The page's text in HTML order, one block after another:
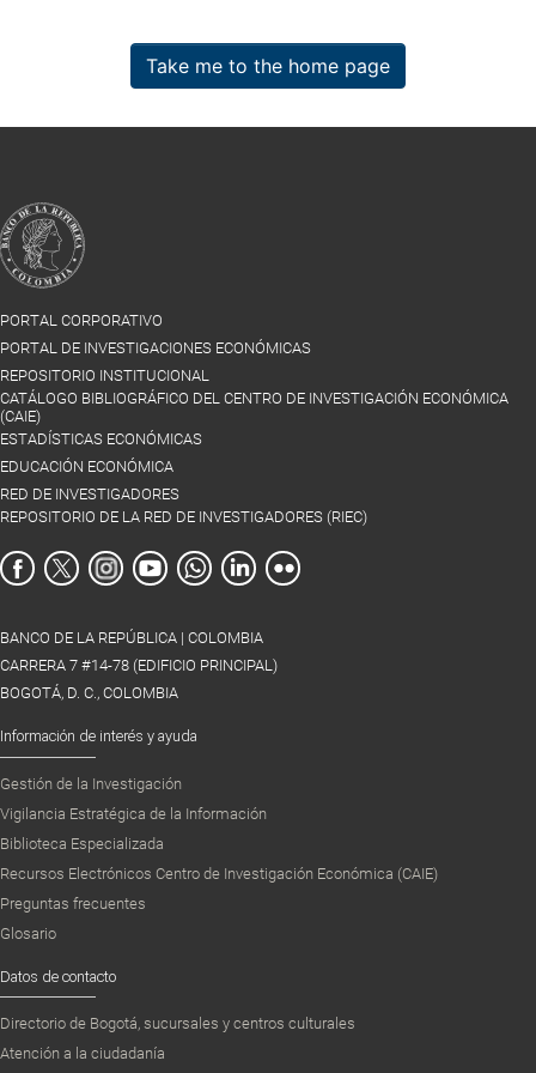
Take me to the home page
PORTAL CORPORATIVO
PORTAL DE INVESTIGACIONES ECONÓMICAS
REPOSITORIO INSTITUCIONAL
CATÁLOGO BIBLIOGRÁFICO DEL CENTRO DE INVESTIGACIÓN ECONÓMICA
(CAIE)
ESTADÍSTICAS ECONÓMICAS
EDUCACIÓN ECONÓMICA
RED DE INVESTIGADORES
REPOSITORIO DE LA RED DE INVESTIGADORES (RIEC)
BANCO DE LA REPÚBLICA | COLOMBIA
CARRERA 7 #14-78 (EDIFICIO PRINCIPAL)
BOGOTÁ, D. C., COLOMBIA
Información de interés y ayuda
Gestión de la Investigación
Vigilancia Estratégica de la Información
Biblioteca Especializada
Recursos Electrónicos Centro de Investigación Económica (CAIE)
Preguntas frecuentes
Glosario
Datos de contacto
Directorio de Bogotá, sucursales y centros culturales
Atención a la ciudadanía